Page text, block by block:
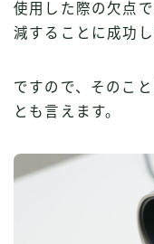
使用した際の欠点
減することに成功
ですので、そのこ
とも言えます。